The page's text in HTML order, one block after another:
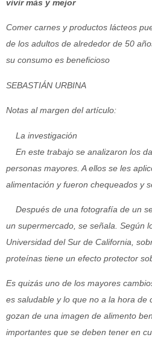
vivir más y mejor
Comer carnes y productos lácteos
de los adultos de alrededor de 50
su consumo es beneficioso
SEBASTIÁN URBINA
Notas al margen del artículo:
La investigación
En este trabajo se analizaron los
personas mayores. A ellos se les
alimentación y fueron chequeados y
Después de una fotografía de un
un supermercado, se señala. Según
Universidad del Sur de California,
proteínas tiene un efecto protector
Es quizás uno de los mayores
es saludable y lo que no a la hora de
gozan de una imagen de alimento
importantes que se deben tener en